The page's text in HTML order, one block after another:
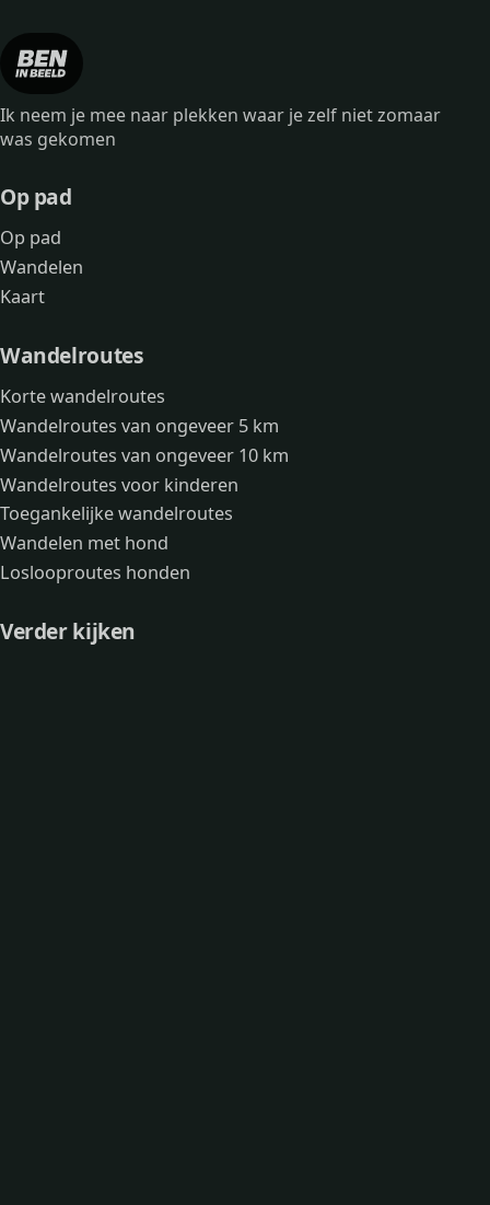
Ik neem je mee naar plekken waar je zelf niet zomaar
was gekomen
Op pad
Op pad
Wandelen
Kaart
Wandelroutes
Korte wandelroutes
Wandelroutes van ongeveer 5 km
Wandelroutes van ongeveer 10 km
Wandelroutes voor kinderen
Toegankelijke wandelroutes
Wandelen met hond
Loslooproutes honden
Verder kijken